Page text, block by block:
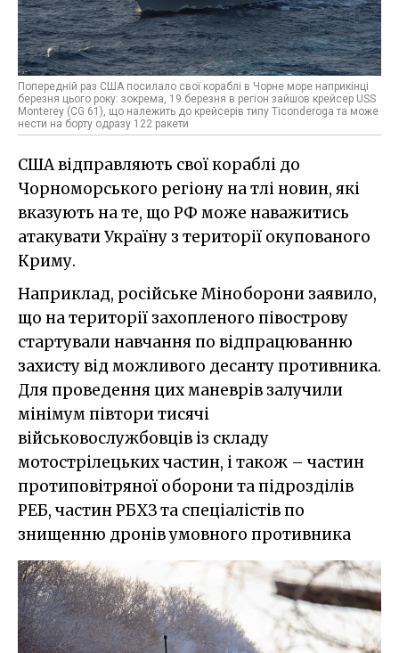
Попередній раз США посилало свої кораблі в Чорне море наприкінці
березня цього року: зокрема, 19 березня в регіон зайшов крейсер USS
Monterey (CG 61), що належить до крейсерів типу Ticonderoga та може
нести на борту одразу 122 ракети
США відправляють свої кораблі до
Чорноморського регіону на тлі новин, які
вказують на те, що РФ може наважитись
атакувати Україну з території окупованого
Криму.
Наприклад, російське Міноборони заявило,
що на території захопленого півострову
стартували навчання по відпрацюванню
захисту від можливого десанту противника.
Для проведення цих маневрів залучили
мінімум півтори тисячі
військовослужбовців із складу
мотострілецьких частин, і також – частин
протиповітряної оборони та підрозділів
РЕБ, частин РБХЗ та спеціалістів по
знищенню дронів умовного противника